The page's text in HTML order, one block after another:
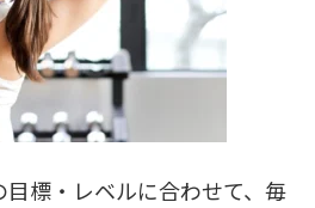
標・レベルに合わせて、毎